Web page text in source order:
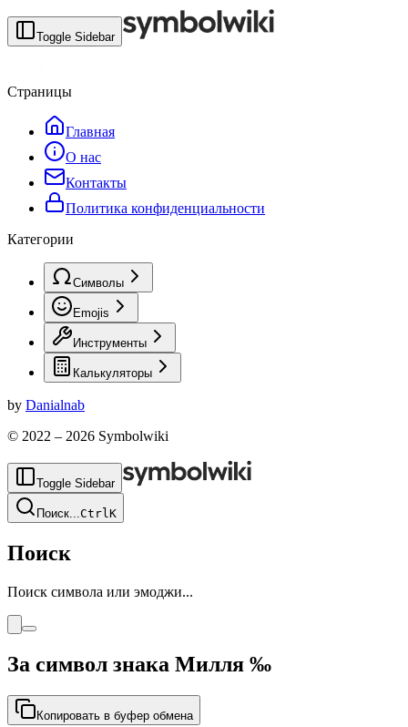
Toggle Sidebar
Страницы
Главная
О нас
Контакты
Политика конфиденциальности
Категории
Символы
Emojis
Инструменты
Калькуляторы
by Danialnab
© 2022 – 2026 Symbolwiki
Toggle Sidebar
Поиск...CtrlK
Поиск
Поиск символа или эмоджи...
За символ знака Милля ‰
Копировать в буфер обмена